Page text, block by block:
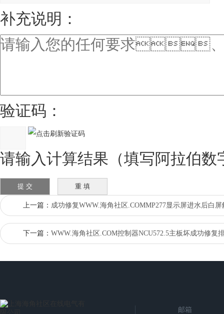
补充说明：
验证码：
请输入计算结果（填写阿拉伯数字）
上一篇： 成功修复WWW.海角社区.COMMP277显示屏进水后白屏
下一篇： WWW.海角社区.COM控制器NCU572.5主板坏成功修复
邮箱